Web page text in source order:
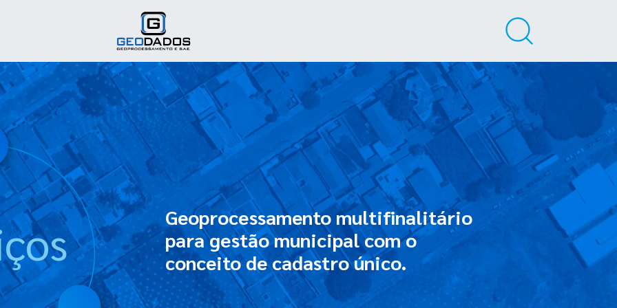
Geoprocessamento multifinalitário
para gestão municipal com o
conceito de cadastro único.